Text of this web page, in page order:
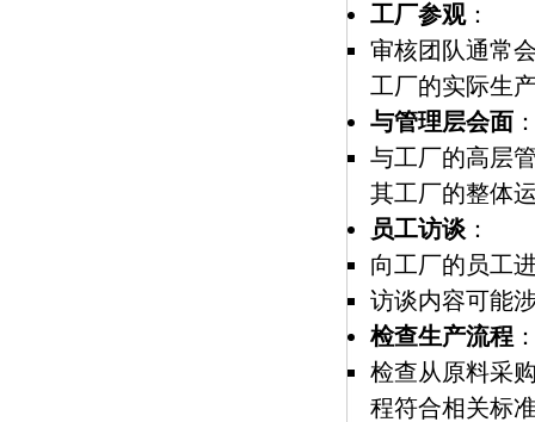
工厂参观：
审核团队通常
工厂的实际生
与管理层会面
与工厂的高层
其工厂的整体
员工访谈 ：
向工厂的员工
访谈内容可能
检查生产流程
检查从原料采
程符合相关标